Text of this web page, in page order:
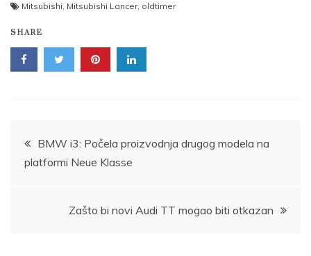
Mitsubishi, Mitsubishi Lancer, oldtimer
SHARE
Post
navigation
BMW i3: Počela proizvodnja drugog modela na
platformi Neue Klasse
Zašto bi novi Audi TT mogao biti otkazan